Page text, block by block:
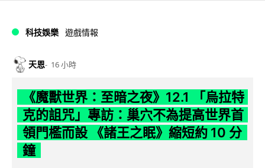
科技娛樂 遊戲情報
天恩 16 小時
《魔獸世界：至暗之夜》12.1 「烏拉特
克的詛咒」專訪：巢穴不為提高世界首
領門檻而設 《諸王之眠》縮短約 10 分
鐘